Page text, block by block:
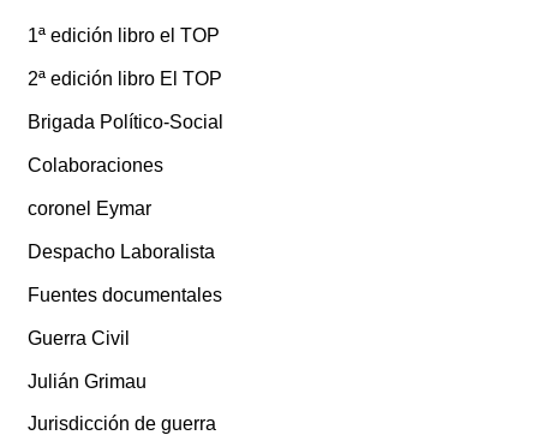
1ª edición libro el TOP
2ª edición libro El TOP
Brigada Político-Social
Colaboraciones
coronel Eymar
Despacho Laboralista
Fuentes documentales
Guerra Civil
Julián Grimau
Jurisdicción de guerra